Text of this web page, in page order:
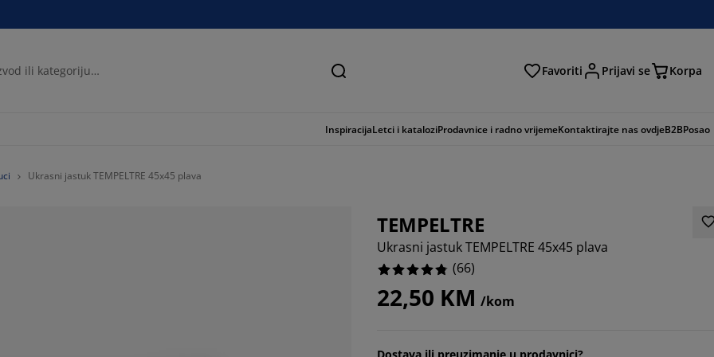
Traži Favoriti Prijavi se Korpa
InspiracijaLetci i kataloziProdavnice i radno vrijemeKontaktirajte nas ovdjeB2BPosao
Ukrasni jastuk TEMPELTRE 45x45 plava
TEMPELTRE
Ukrasni jastuk TEMPELTRE 45x45 plava
(66)
22,50 KM /kom